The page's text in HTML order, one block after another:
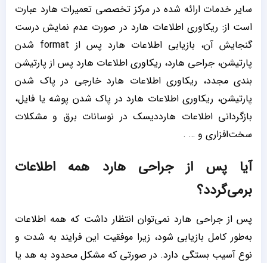
سایر خدمات ارائه شده در مرکز تخصصی تعمیرات هارد عبارت
است از: ریکاوری اطلاعات هارد در صورت عدم نمایش درست
گنجایش آن، بازیابی اطلاعات هارد پس از format شدن
پارتیشن، جراحی هارد، ریکاوری اطلاعات هارد پس از پارتیشن
بندی مجدد، ریکاوری اطلاعات هارد خارجی در پاک شدن
پارتیشن، ریکاوری اطلاعات هارد در پاک شدن پوشه یا فایل،
بازگردانی اطلاعات هارددیسک در نوسانات برق و مشکلات
سخت‌افزاری و … .
آیا پس از جراحی هارد همه اطلاعات
برمی‌گردد؟
پس از جراحی هارد نمی‌توان انتظار داشت که همه اطلاعات
به‌طور کامل بازیابی شود، زیرا موفقیت این فرایند به شدت و
نوع آسیب بستگی دارد. در صورتی که مشکل محدود به هد یا